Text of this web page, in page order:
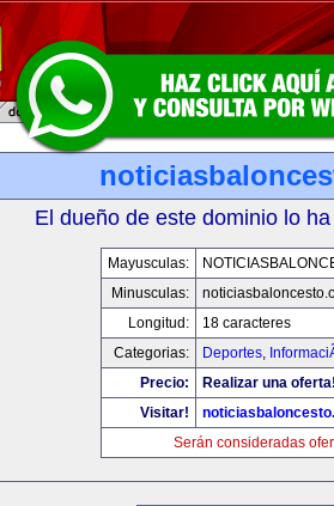
El dueño de este dominio lo
Mayusculas:
Minusculas:
Longitud:
18 caracteres
Categorias:
Deportes,
Precio:
Realizar una
Visitar!
Serán consideradas